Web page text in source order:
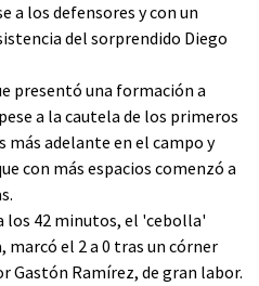
a los defensores y con un
del sorprendido Diego
presentó una formación a
a la cautela de los primeros
adelante en el campo y
con más espacios comenzó a
los 42 minutos, el 'cebolla'
marcó el 2 a 0 tras un córner
Gastón Ramírez, de gran labor.